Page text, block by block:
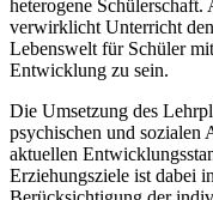
heterogene
verwirklicht Unterricht
Lebenswelt für Schüler
Entwicklung zu sein.
Die Umsetzung des
psychischen und sozialen
aktuellen
Erziehungsziele ist dabei